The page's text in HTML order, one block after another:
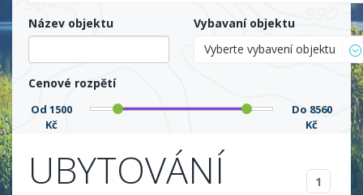
Název objektu
Vybavaní objektu
Vyberte vybavení objektu
Cenové rozpětí
Od 1500
Kč
Do 8560
Kč
UBYTOVÁNÍ 1